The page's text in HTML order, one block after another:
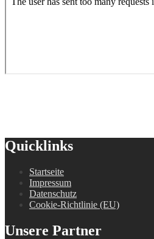
Quicklinks
Startseite
Impressum
Datenschutz
Cookie-Richtlinie (EU)
Unsere Partner